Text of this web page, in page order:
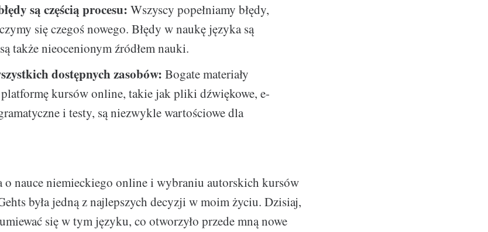
są częścią procesu: Wszyscy popełniamy błędy,
się czegoś nowego. Błędy w naukę języka są
także nieocenionym źródłem nauki.
dostępnych zasobów: Bogate materiały
platformę kursów online, takie jak pliki dźwiękowe, e-
i testy, są niezwykle wartościowe dla
o nauce niemieckiego online i wybraniu autorskich kursów
była jedną z najlepszych decyzji w moim życiu. Dzisiaj,
się w tym języku, co otworzyło przede mną nowe